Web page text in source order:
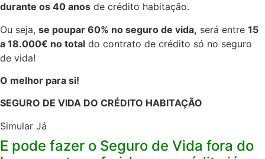
durante os 40 anos de crédito habitação.​
Ou seja, se poupar 60% no seguro de vida, será entre 15
a 18.000€ no total do contrato de crédito só no seguro
de vida!​
O melhor para si!
SEGURO DE VIDA DO CRÉDITO HABITAÇÃO
Simular Já
E pode fazer o Seguro de Vida fora do